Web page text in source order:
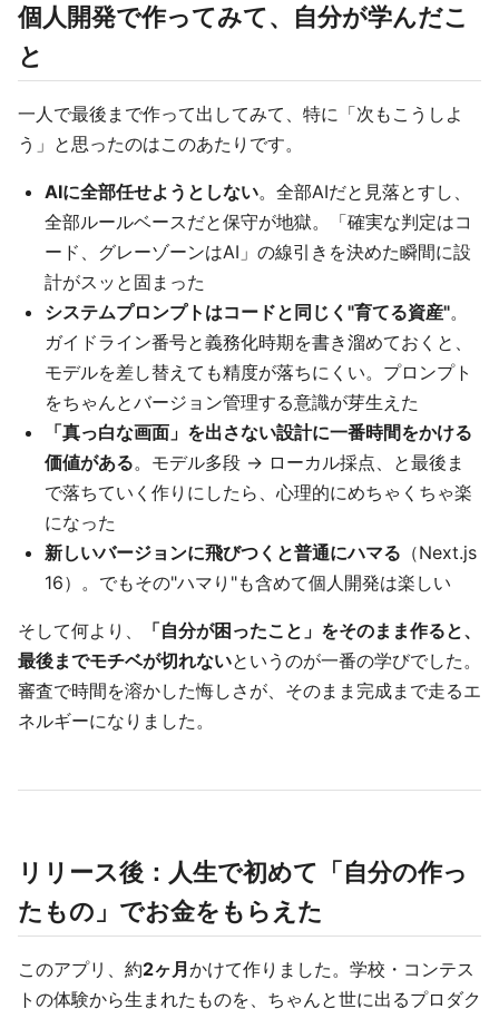
個人開発で作ってみて、自分が学んだこ
と
一人で最後まで作って出してみて、特に「次もこうしよ
う」と思ったのはこのあたりです。
AIに全部任せようとしない。全部AIだと見落とすし、
全部ルールベースだと保守が地獄。「確実な判定はコ
ード、グレーゾーンはAI」の線引きを決めた瞬間に設
計がスッと固まった
システムプロンプトはコードと同じく"育てる資産"。
ガイドライン番号と義務化時期を書き溜めておくと、
モデルを差し替えても精度が落ちにくい。プロンプト
をちゃんとバージョン管理する意識が芽生えた
「真っ白な画面」を出さない設計に一番時間をかける
価値がある。モデル多段 → ローカル採点、と最後ま
で落ちていく作りにしたら、心理的にめちゃくちゃ楽
になった
新しいバージョンに飛びつくと普通にハマる （Next.js
16）。でもその"ハマり"も含めて個人開発は楽しい
そして何より、
「自分が困ったこと」をそのまま作ると、
最後までモチベが切れないというのが一番の学びでした。
審査で時間を溶かした悔しさが、そのまま完成まで走るエ
ネルギーになりました。
リリース後：人生で初めて「自分の作っ
たもの」でお金をもらえた
このアプリ、約2ヶ月かけて作りました。学校・コンテス
トの体験から生まれたものを、ちゃんと世に出るプロダク